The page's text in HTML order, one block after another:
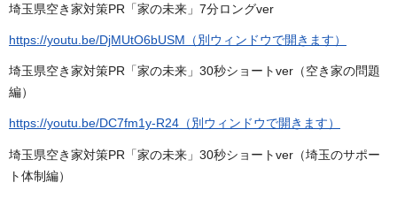
埼玉県空き家対策PR「家の未来」7分ロングver
https://youtu.be/DjMUtO6bUSM（別ウィンドウで開きます）
埼玉県空き家対策PR「家の未来」30秒ショートver（空き家の問題
編）
https://youtu.be/DC7fm1y-R24（別ウィンドウで開きます）
埼玉県空き家対策PR「家の未来」30秒ショートver（埼玉のサポー
ト体制編）